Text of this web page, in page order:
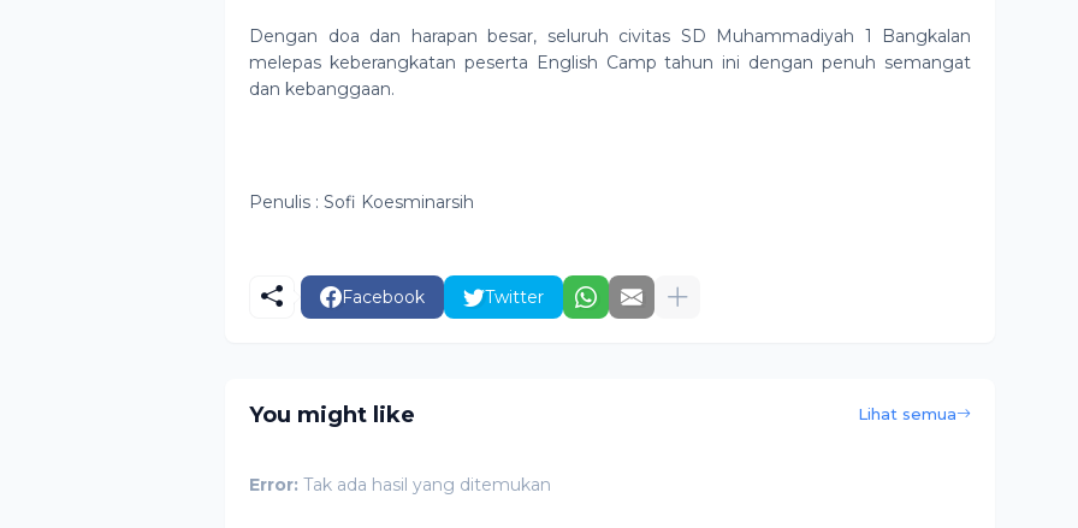
Dengan doa dan harapan besar, seluruh civitas SD Muhammadiyah 1 Bangkalan
melepas keberangkatan peserta English Camp tahun ini dengan penuh semangat
dan kebanggaan.
Penulis : Sofi Koesminarsih
Facebook Twitter
You might like Lihat semua
Error: Tak ada hasil yang ditemukan